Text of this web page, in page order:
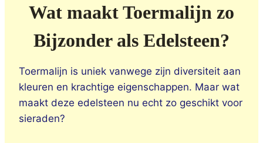
Wat maakt Toermalijn zo
Bijzonder als Edelsteen?
Toermalijn is uniek vanwege zijn diversiteit aan
kleuren en krachtige eigenschappen. Maar wat
maakt deze edelsteen nu echt zo geschikt voor
sieraden?